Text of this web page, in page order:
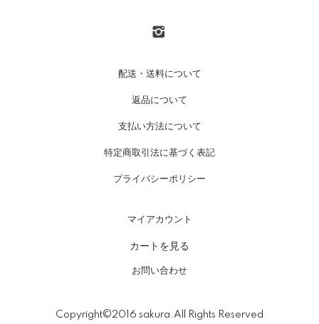
配送・送料について
返品について
支払い方法について
特定商取引法に基づく表記
プライバシーポリシー
マイアカウント
カートを見る
お問い合わせ
Copyright©2016 sakura.All Rights Reserved